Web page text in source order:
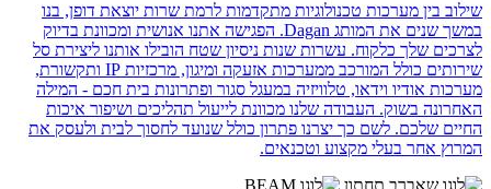
שילוב בין מערכות טכנולוגיות מתקדמות לרמת שרות יוצאת דופן, בנו
במשך שנים את המותג Dagan. הפגישה אתנו אנושית ומכוונת בדיוק
לצרכים שלך כלקוח. עשרות שנות ניסיון שטח הובילו אותנו ליצירת סל
שירותים כולל המורכב ממערכות אזעקה ומיגון, מרכזיות IP ותקשורת,
מערכות אודיו וידאו, טלוויזיה במעגל סגור ופתרונות בית חכם - המילה
האחרונה בשוק. העבודה שלנו מכוונת לייעול תהליכים ושיפור איכות
החיים שלכם. לשם כך יצרנו פתרון כולל שנועד לחסוך לבית ולעסק את
המרוץ אחר בעלי מקצוע וטכנאים.